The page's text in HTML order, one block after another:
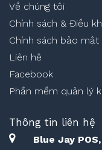
Về chúng tôi
Chính sách & Điều
Chính sách bảo mật
Liên hệ
Facebook
Phần mềm quản lý
Thông tin liên hệ
Blue Jay